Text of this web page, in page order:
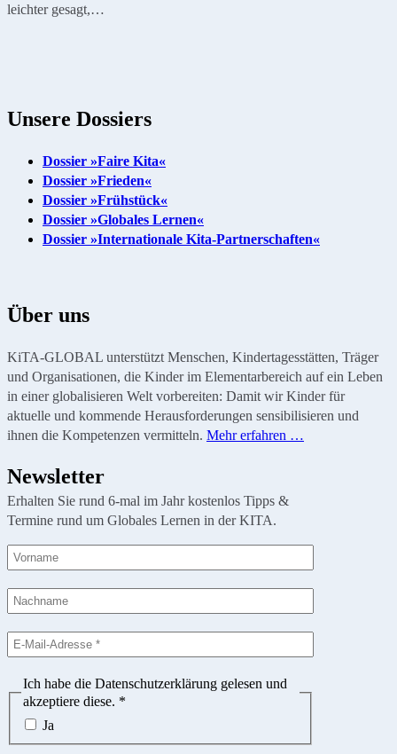
leichter gesagt,…
Unsere Dossiers
Dossier »Faire Kita«
Dossier »Frieden«
Dossier »Frühstück«
Dossier »Globales Lernen«
Dossier »Internationale Kita-Partnerschaften«
Über uns
KiTA-GLOBAL unterstützt Menschen, Kindertagesstätten, Träger
und Organisationen, die Kinder im Elementarbereich auf ein Leben
in einer globalisieren Welt vorbereiten: Damit wir Kinder für
aktuelle und kommende Herausforderungen sensibilisieren und
ihnen die Kompetenzen vermitteln. Mehr erfahren …
Newsletter
Erhalten Sie rund 6-mal im Jahr kostenlos Tipps &
Termine rund um Globales Lernen in der KITA.
Ich habe die Datenschutzerklärung gelesen und
akzeptiere diese. *
Ja